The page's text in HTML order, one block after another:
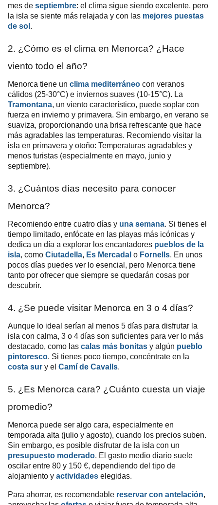
mes de septiembre: el clima sigue siendo excelente, pero
la isla se siente más relajada y con las mejores puestas
de sol
2. ¿Cómo es el clima en Menorca? ¿Hace
viento todo el año?
Menorca tiene un clima mediterráneo con veranos
cálidos (25-30°C) e inviernos suaves (10-15°C). La
Tramontana, un viento característico, puede soplar con
fuerza en invierno y primavera. Sin embargo, en verano se
suaviza, proporcionando una brisa refrescante que hace
más agradables las temperaturas. Recomiendo visitar la
isla en primavera y otoño: Temperaturas agradables y
menos turistas (especialmente en mayo, junio y
septiembre).
3. ¿Cuántos días necesito para conocer
Menorca?
Recomiendo entre cuatro días y una semana. Si tienes el
tiempo limitado, enfócate en las playas más icónicas y
dedica un día a explorar los encantadores pueblos de la
isla, como Ciutadella, Es Mercadal o Fornells. En unos
pocos días puedes ver lo esencial, pero Menorca tiene
tanto por ofrecer que siempre se quedarán cosas por
descubrir.
4. ¿Se puede visitar Menorca en 3 o 4 días?
Aunque lo ideal serían al menos 5 días para disfrutar la
isla con calma, 3 o 4 días son suficientes para ver lo más
destacado, como las calas más bonitas y algún pueblo
pintoresco. Si tienes poco tiempo, concéntrate en la
costa sur y el Camí de Cavalls.
5. ¿Es Menorca cara? ¿Cuánto cuesta un viaje
promedio?
Menorca puede ser algo cara, especialmente en
temporada alta (julio y agosto), cuando los precios suben.
Sin embargo, es posible disfrutar de la isla con un
presupuesto moderado. El gasto medio diario suele
oscilar entre 80 y 150 €, dependiendo del tipo de
alojamiento y actividades elegidas.
Para ahorrar, es recomendable reservar con antelación